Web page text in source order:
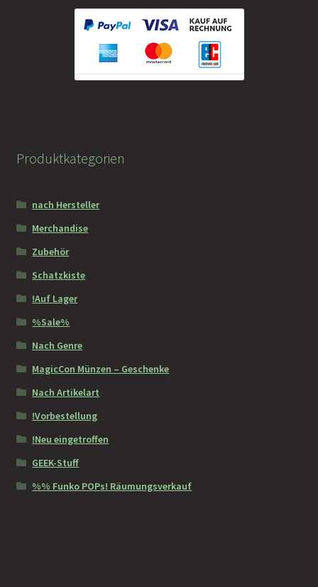
Produktkategorien
nach Hersteller
Merchandise
Zubehör
Schatzkiste
!Auf Lager
%Sale%
Nach Genre
MagicCon Münzen – Geschenke
Nach Artikelart
!Vorbestellung
!Neu eingetroffen
GEEK-Stuff
%% Funko POPs! Räumungsverkauf